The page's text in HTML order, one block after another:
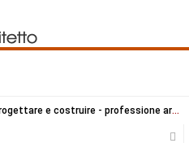
e costruire - professione architetto